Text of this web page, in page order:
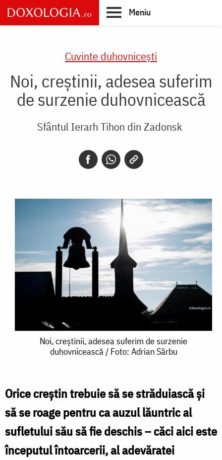
Skip
to
main
Meniu
Cuvinte duhovnicești
Noi, creștinii, adesea suferim
de surzenie duhovnicească
Sfântul Ierarh Tihon din Zadonsk
creștinii,
suferim
de
surzenie
duhovnicească
Noi, creștinii, adesea suferim de surzenie
duhovnicească / Foto: Adrian Sârbu
Orice creștin trebuie să se străduiască și
să se roage pentru ca auzul lăuntric al
sufletului său să fie deschis – căci aici este
începutul întoarcerii, al adevăratei